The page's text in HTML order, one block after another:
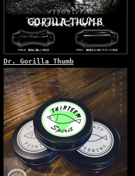
Dr. Gorilla Thumb